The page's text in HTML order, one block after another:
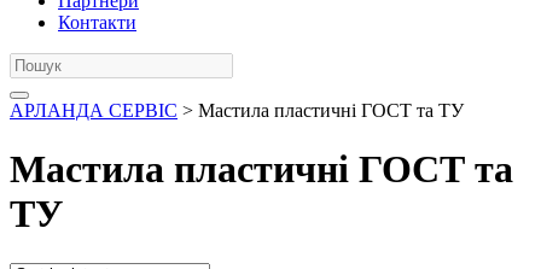
Контакти
АРЛАНДА СЕРВІС > Мастила пластичні ГОСТ та ТУ
Мастила пластичні ГОСТ та
ТУ